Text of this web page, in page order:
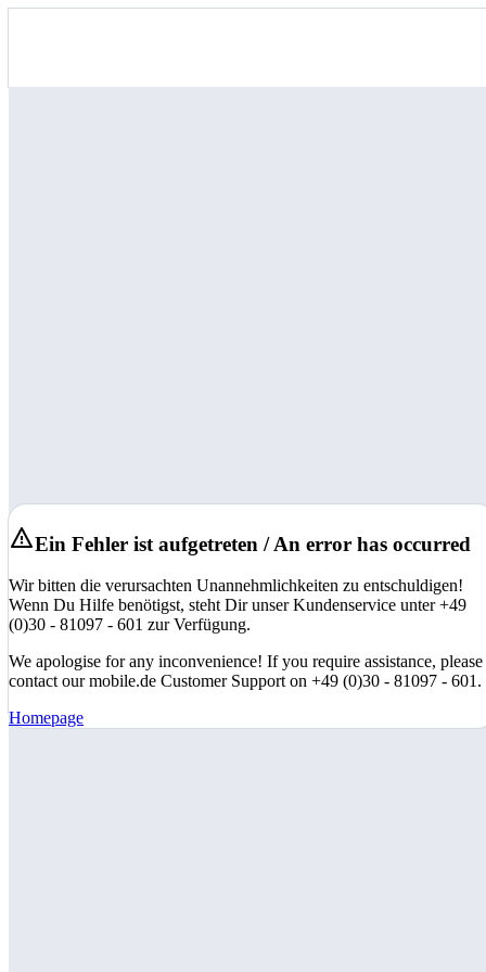
Ein Fehler ist aufgetreten / An error has occurred
Wir bitten die verursachten Unannehmlichkeiten zu entschuldigen!
Wenn Du Hilfe benötigst, steht Dir unser Kundenservice unter +49
(0)30 - 81097 - 601 zur Verfügung.
We apologise for any inconvenience! If you require assistance, please
contact our mobile.de Customer Support on +49 (0)30 - 81097 - 601.
Homepage